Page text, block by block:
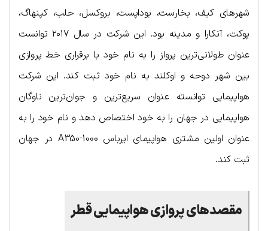
شهرهای کیف، بخارست، بوداپست، بروکسل، حلب، کپنهاگ،
پوکت، آنکارا و مدینه بود. این شرکت در سال ۲۰۱۷ توانست
عنوان طولانی‌ترین پرواز را به نام خود با برقراری خط پروازی
بین شهر دوحه و اوکلند به نام خود ثبت کند. این شرکت
هواپیمایی توانسته عنوان سریع‌ترین و جوان‌ترین ناوگان
هواپیمایی در جهان را به خود اختصاص دهد و نام خود را به
عنوان اولین مشتری هواپیمای ایرباس A350-1000 در جهان
ثبت کند.
مقصدهای پروازی هواپیمایی قطر